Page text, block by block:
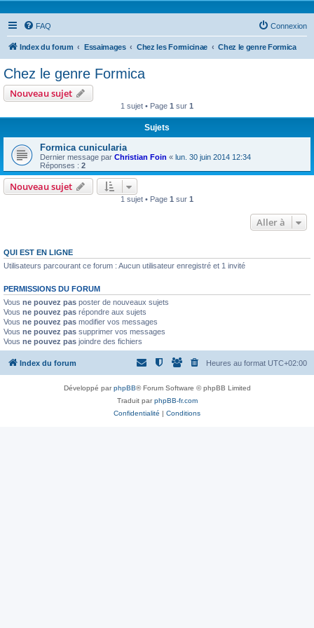
FAQ Connexion
Index du forum Essaimages Chez les Formicinae Chez le genre Formica
Chez le genre Formica
Nouveau sujet
1 sujet • Page 1 sur 1
Sujets
Formica cunicularia
Dernier message par Christian Foin « lun. 30 juin 2014 12:34
Réponses : 2
Nouveau sujet
1 sujet • Page 1 sur 1
Aller à
QUI EST EN LIGNE
Utilisateurs parcourant ce forum : Aucun utilisateur enregistré et 1 invité
PERMISSIONS DU FORUM
Vous ne pouvez pas poster de nouveaux sujets
Vous ne pouvez pas répondre aux sujets
Vous ne pouvez pas modifier vos messages
Vous ne pouvez pas supprimer vos messages
Vous ne pouvez pas joindre des fichiers
Index du forum Heures au format UTC+02:00
Développé parphpBB® Forum Software © phpBB Limited
Traduit parphpBB-fr.com
Confidentialité | Conditions